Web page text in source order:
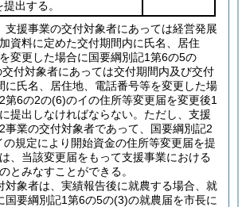
出する。
支援事業の交付対象者にあっては経営発展
資料に定めた交付期間内に氏名、居住
変更した場合に国要綱別記1第6の5の
交付対象者にあっては交付期間内及び交付
に氏名、居住地、電話番号等を変更した場
第6の2の(6)のイの住所等変更届を変更後1
提出しなければならない。 ただし、支援
事業の交付対象者であって、国要綱別記2
の規定により開始資金の住所等変更届を提
、当該変更届をもって支援事業における
とみなすことができる。
対象者は、実績報告後に就農する場合、就
国要綱別記1第6の5の(3)の就農届を市長に